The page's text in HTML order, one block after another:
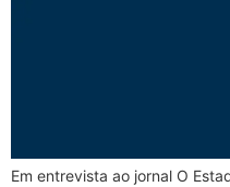
Em entrevista ao jornal O